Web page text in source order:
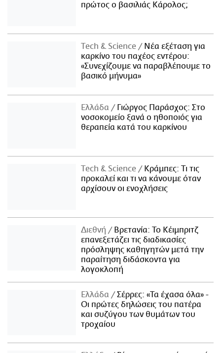
πρώτος ο βασιλιάς Κάρολος;
Τech & Science
Νέα εξέταση για
καρκίνο του παχέος εντέρου:
«Συνεχίζουμε να παραβλέπουμε το
βασικό μήνυμα»
Ελλάδα
Γιώργος Παράσχος: Στο
νοσοκομείο ξανά ο ηθοποιός για
θεραπεία κατά του καρκίνου
Τech & Science
Κράμπες: Τι τις
προκαλεί και τι να κάνουμε όταν
αρχίσουν οι ενοχλήσεις
Διεθνή
Βρετανία: Το Κέιμπριτζ
επανεξετάζει τις διαδικασίες
πρόσληψης καθηγητών μετά την
παραίτηση διδάσκοντα για
λογοκλοπή
Ελλάδα
Σέρρες: «Τα έχασα όλα» -
Οι πρώτες δηλώσεις του πατέρα
και συζύγου των θυμάτων του
τροχαίου